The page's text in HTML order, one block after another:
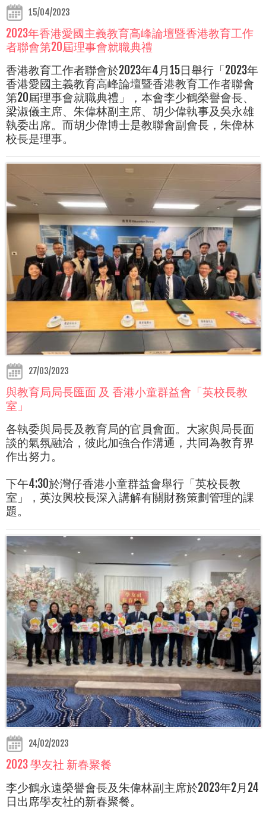
15/04/2023
2023年香港愛國主義教育高峰論壇暨香港教育工作
者聯會第20屆理事會就職典禮
香港教育工作者聯會於2023年4月15日舉行「2023年
香港愛國主義教育高峰論壇暨香港教育工作者聯會
第20屆理事會就職典禮」，本會李少鶴榮譽會長、
梁淑儀主席、朱偉林副主席、胡少偉執事及吳永雄
執委出席。而胡少偉博士是教聯會副會長，朱偉林
校長是理事。
27/03/2023
與教育局局長匯面 及 香港小童群益會「英校長教
室」
各執委與局長及教育局的官員會面。大家與局長面
談的氣氛融洽，彼此加強合作溝通，共同為教育界
作出努力。
下午4:30於灣仔香港小童群益會舉行「英校長教
室」，英汝興校長深入講解有關財務策劃管理的課
題。
24/02/2023
2023 學友社 新春聚餐
李少鶴永遠榮譽會長及朱偉林副主席於2023年2月24
日出席學友社的新春聚餐。